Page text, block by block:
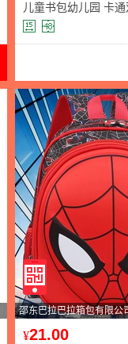
儿童书包幼儿园 卡
4-5岁幼儿园中班大班
邵东巴拉巴拉箱包有限公
¥21.00